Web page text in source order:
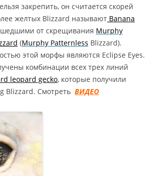
закрепить, он считается скорей
желтых Blizzard называют Banana
от скрещивания Murphy
(Murphy Patternless Blizzard).
этой морфы являются Eclipse Eyes.
комбинации всех трех линий
leopard gecko, которые получили
Blizzard. Смотреть ВИДЕО